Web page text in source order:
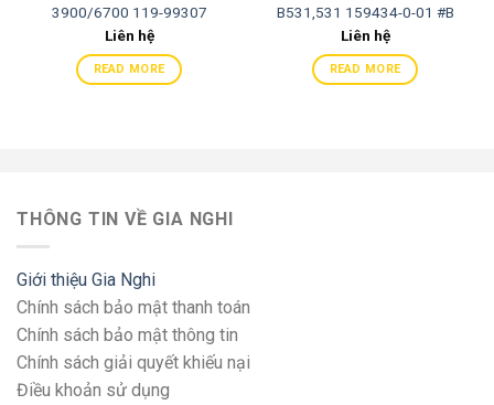
3900/6700 119-99307
Liên hệ
READ MORE
B531,531 159434-0-01 #B
Liên hệ
READ MORE
THÔNG TIN VỀ GIA NGHI
Giới thiệu Gia Nghi
Chính sách bảo mật thanh toán
Chính sách bảo mật thông tin
Chính sách giải quyết khiếu nại
Điều khoản sử dụng